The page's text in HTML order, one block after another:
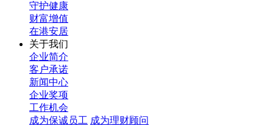
守护健康
财富增值
在港安居
关于我们
企业简介
客户承诺
新闻中心
企业奖项
工作机会
成为保诚员工 成为理财顾问